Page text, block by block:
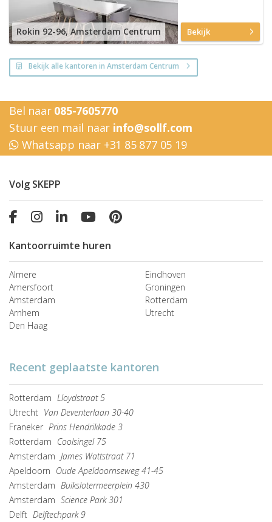
Rokin 92-96, Amsterdam Centrum Bekijk
Bekijk alle kantoren in Amsterdam Centrum
Bel naar 085-7605770
Stuur een mail naar info@sollf.com
Whatsapp naar +31 85 877 05 19
Volg SKEPP
Kantoorruimte huren
Almere
Amersfoort
Amsterdam
Arnhem
Den Haag
Eindhoven
Groningen
Rotterdam
Utrecht
Recent geplaatste kantoren
Rotterdam Lloydstraat 5
Utrecht Van Deventerlaan 30-40
Franeker Prins Hendrikkade 3
Rotterdam Coolsingel 75
Amsterdam James Wattstraat 71
Apeldoorn Oude Apeldoornseweg 41-45
Amsterdam Buikslotermeerplein 430
Amsterdam Science Park 301
Delft Delftechpark 9